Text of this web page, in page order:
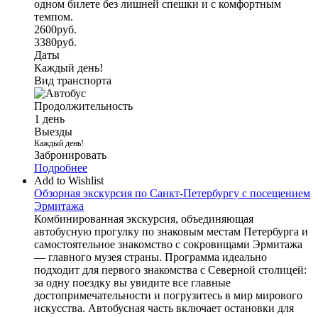
одном билете без лишней спешки и с комфортным
темпом.
2600руб.
3380руб.
Даты
Каждый день!
Вид транспорта
Продолжительность
1 день
Выезды
Каждый день!
Забронировать
Подробнее
Add to Wishlist
Обзорная экскурсия по Санкт-Петербургу с посещением
Эрмитажа
Комбинированная экскурсия, объединяющая
автобусную прогулку по знаковым местам Петербурга и
самостоятельное знакомство с сокровищами Эрмитажа
— главного музея страны. Программа идеально
подходит для первого знакомства с Северной столицей:
за одну поездку вы увидите все главные
достопримечательности и погрузитесь в мир мирового
искусства. Автобусная часть включает остановки для